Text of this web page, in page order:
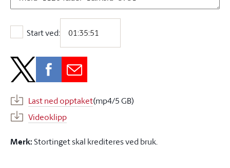
Start ved:
Start ved:
Last ned opptaket(mp4/5 GB)
Videoklipp
Merk:Stortinget skal krediteres ved bruk.